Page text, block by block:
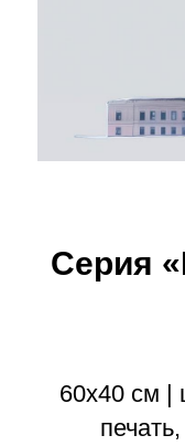
Серия
60х40 см |